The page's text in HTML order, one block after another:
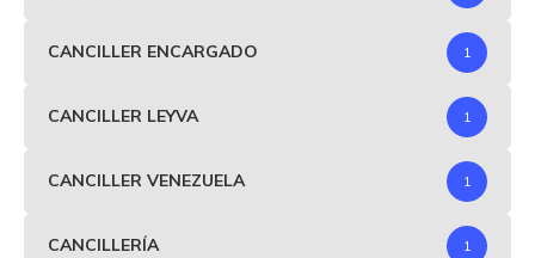
CANCILLER ENCARGADO 1
CANCILLER LEYVA 1
CANCILLER VENEZUELA 1
CANCILLERÍA 1